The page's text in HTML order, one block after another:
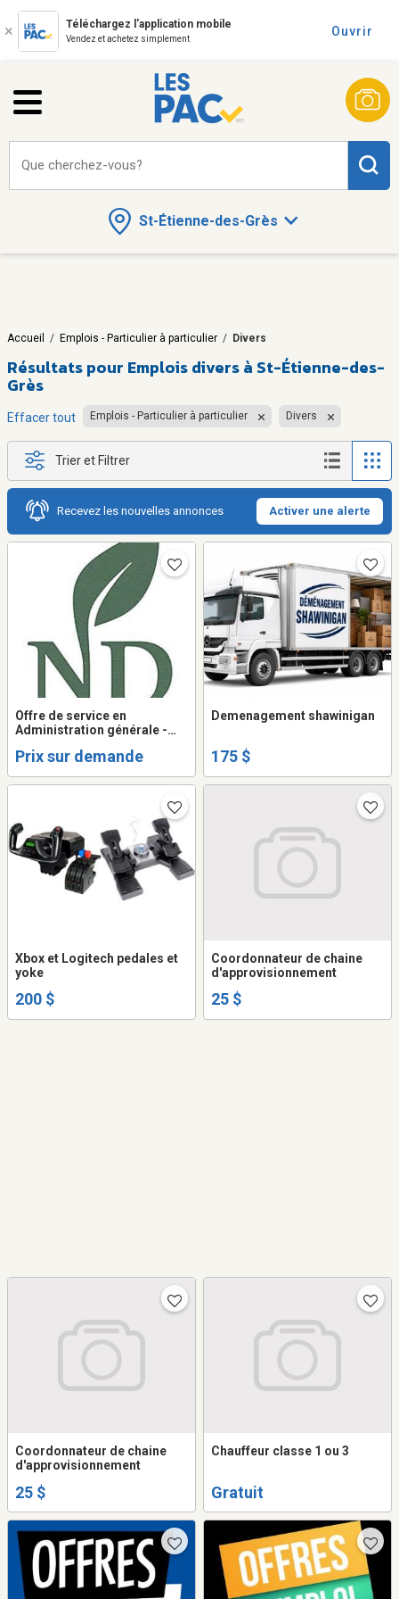
Téléchargez l'application mobile
Vendez et achetez simplement
Ouvrir
St-Étienne-des-Grès
Que cherchez-vous?
Accueil / Emplois - Particulier à particulier / Divers
Résultats pour Emplois divers à St-Étienne-des-
Grès
Effacer tout Emplois - Particulier à particulier Divers
Trier et Filtrer
Recevez les nouvelles annonces Activer une alerte
Offre de service en
Administration générale -
général
Prix sur demande
Demenagement shawinigan
175 $
Xbox et Logitech pedales et
yoke
200 $
Coordonnateur de chaine
d'approvisionnement
25 $
Coordonnateur de chaine
d'approvisionnement
25 $
Chauffeur classe 1 ou 3
Gratuit